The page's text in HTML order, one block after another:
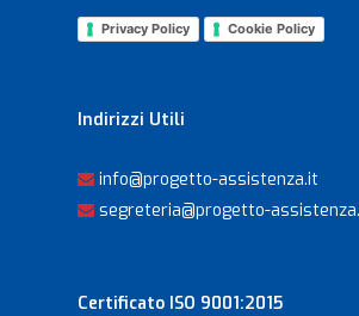
Privacy Policy Cookie Policy
Indirizzi Utili
info@progetto-assistenza.it
segreteria@progetto-
Certificato ISO 9001:2015